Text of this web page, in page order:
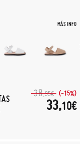
MÁS INFO
38,95€ (-15%)
33,10€